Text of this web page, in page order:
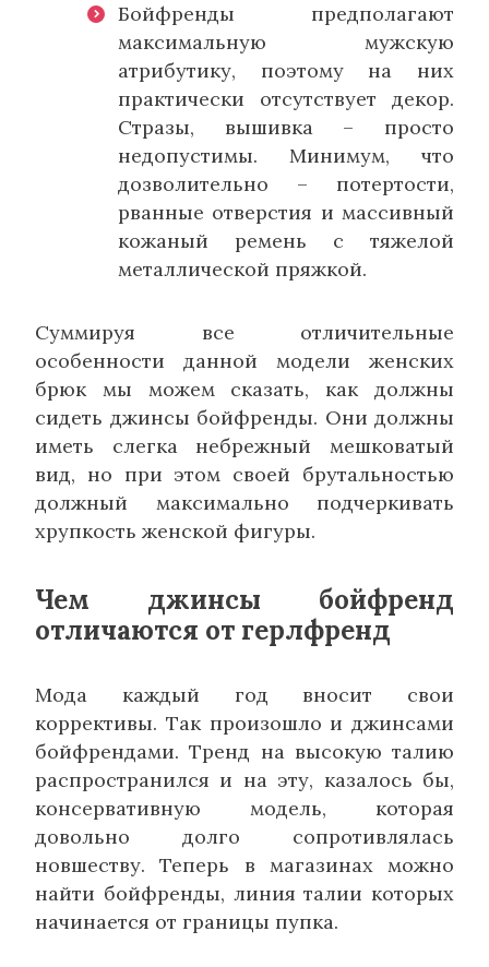
Бойфренды предполагают
максимальную мужскую
атрибутику, поэтому на них
практически отсутствует декор.
Стразы, вышивка – просто
недопустимы. Минимум, что
дозволительно – потертости,
рванные отверстия и массивный
кожаный ремень с тяжелой
металлической пряжкой.
Суммируя все отличительные
особенности данной модели женских
брюк мы можем сказать, как должны
сидеть джинсы бойфренды. Они должны
иметь слегка небрежный мешковатый
вид, но при этом своей брутальностью
должный максимально подчеркивать
хрупкость женской фигуры.
Чем джинсы бойфренд
отличаются от герлфренд
Мода каждый год вносит свои
коррективы. Так произошло и джинсами
бойфрендами. Тренд на высокую талию
распространился и на эту, казалось бы,
консервативную модель, которая
довольно долго сопротивлялась
новшеству. Теперь в магазинах можно
найти бойфренды, линия талии которых
начинается от границы пупка.